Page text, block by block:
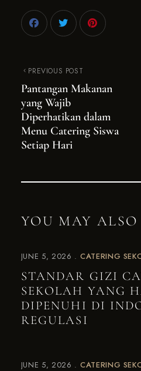
PREVIOUS POST
Pantangan Makanan
yang Wajib
Diperhatikan dalam
Menu Catering Siswa
Setiap Hari
YOU MAY
JUNE 5, 2026 CATERING
STANDAR GIZI
SEKOLAH YANG
DIPENUHI DI
REGULASI
JUNE 5, 2026 CATERING